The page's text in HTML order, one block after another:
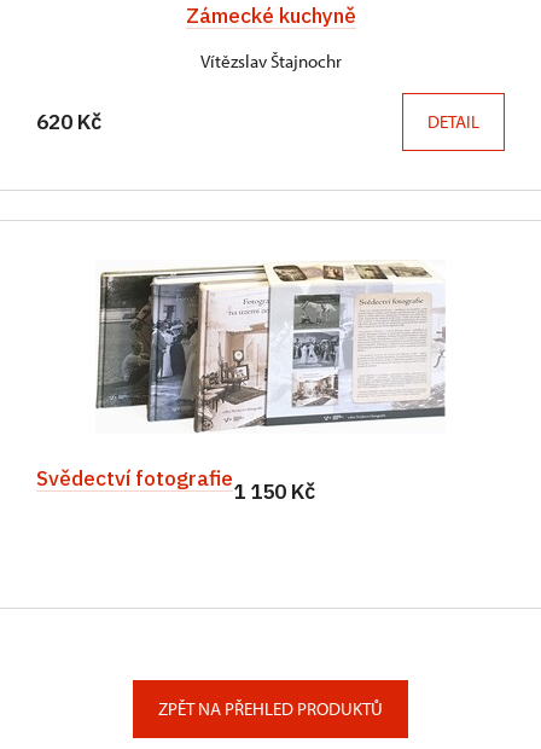
Zámecké kuchyně
Vítězslav Štajnochr
620 Kč DETAIL
Svědectví fotografie1 150 Kč
ZPĚT NA PŘEHLED PRODUKTŮ